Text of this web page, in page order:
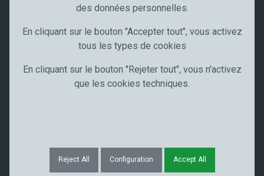
Restez à jour
des données personnelles.
En cliquant sur le bouton "Accepter tout", vous activez
tous les types de cookies
En cliquant sur le bouton "Rejeter tout", vous n'activez
que les cookies techniques.
Reject All Configuration Accept All